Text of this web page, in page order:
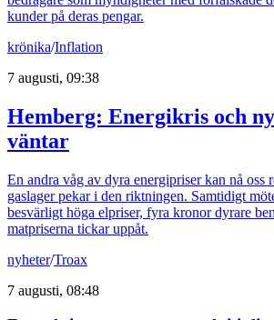
kunder på deras pengar.
krönika/Inflation
7 augusti, 09:38
Hemberg: Energikris och
väntar
En andra våg av dyra energipriser kan nå oss
gaslager pekar i den riktningen. Samtidigt
besvärligt höga elpriser, fyra kronor dyrare
matpriserna tickar uppåt.
nyheter/Troax
7 augusti, 08:48